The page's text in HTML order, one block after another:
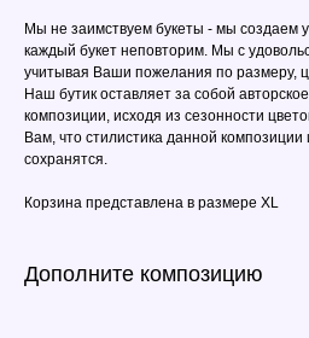
Мы не заимствуем букеты - мы создаем
каждый букет неповторим. Мы с
учитывая Ваши пожелания по размеру,
Наш бутик оставляет за собой
композиции, исходя из сезонности
Вам, что стилистика данной
сохранятся.
Корзина представлена в размере XL
Дополните композицию